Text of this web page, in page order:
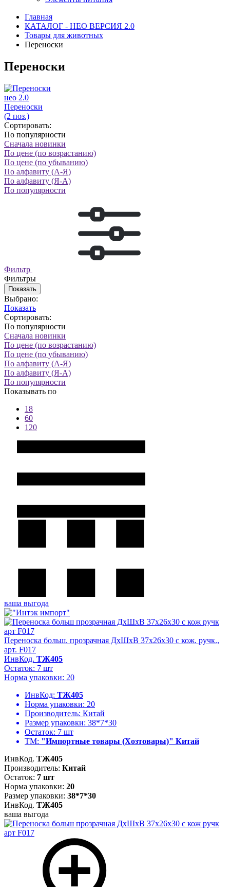
Главная
КАТАЛОГ - НЕО ВЕРСИЯ 2.0
Товары для животных
Переноски
Переноски
нео 2.0
Переноски
(2 поз.)
Сортировать:
По популярности
Сначала новинки
По цене (по возрастанию)
По цене (по убыванию)
По алфавиту (А-Я)
По алфавиту (Я-А)
По популярности
Фильтр
Фильтры
Показать
Выбрано:
Показать
Сортировать:
По популярности
Сначала новинки
По цене (по возрастанию)
По цене (по убыванию)
По алфавиту (А-Я)
По алфавиту (Я-А)
По популярности
Показывать по
18
60
120
ваша выгода
Переноска больш. прозрачная ДхШхВ 37х26х30 с кож. ручк.,
арт. F017
ИнвКод. ТЖ405
Остаток: 7 шт
Норма упаковки: 20
ИнвКод: ТЖ405
Норма упаковки: 20
Производитель: Китай
Размер упаковки: 38*7*30
Остаток: 7 шт
ТМ: "Импортные товары (Хозтовары)" Китай
ИнвКод. ТЖ405
Производитель: Китай
Остаток: 7 шт
Норма упаковки: 20
Размер упаковки: 38*7*30
ИнвКод. ТЖ405
ваша выгода